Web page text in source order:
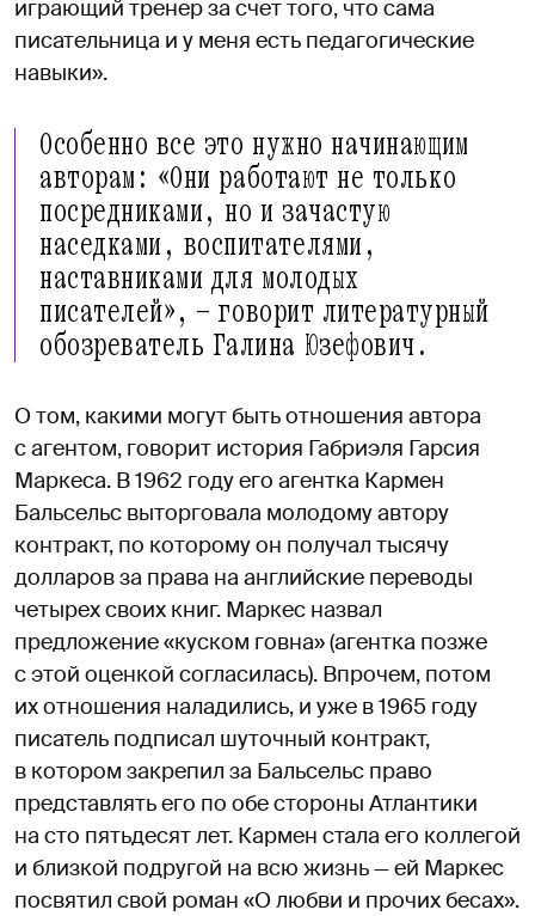
играющий тренер за счет того, что сама
писательница и у меня есть педагогические
навыки».
Особенно все это нужно начинающим
авторам: «Они работают не только
посредниками, но и зачастую
наседками, воспитателями,
наставниками для молодых
писателей», — говорит литературный
обозреватель Галина Юзефович.
О том, какими могут быть отношения автора
с агентом, говорит история Габриэля Гарсия
Маркеса. В 1962 году его агентка Кармен
Бальсельс выторговала молодому автору
контракт, по которому он получал тысячу
долларов за права на английские переводы
четырех своих книг. Маркес назвал
предложение «куском говна» (агентка позже
с этой оценкой согласилась). Впрочем, потом
их отношения наладились, и уже в 1965 году
писатель подписал шуточный контракт,
в котором закрепил за Бальсельс право
представлять его по обе стороны Атлантики
на сто пятьдесят лет. Кармен стала его коллегой
и близкой подругой на всю жизнь — ей Маркес
посвятил свой роман «О любви и прочих бесах».